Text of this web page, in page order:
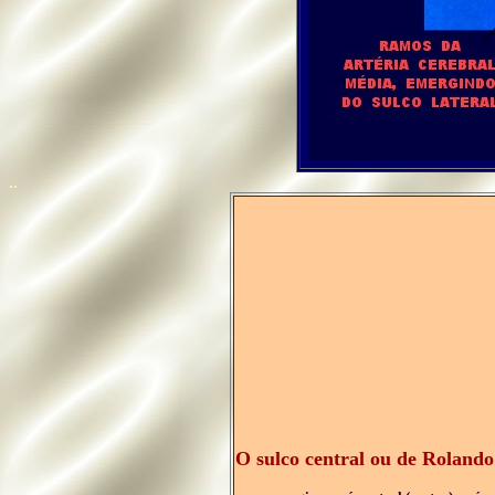
..
O sulco central ou de